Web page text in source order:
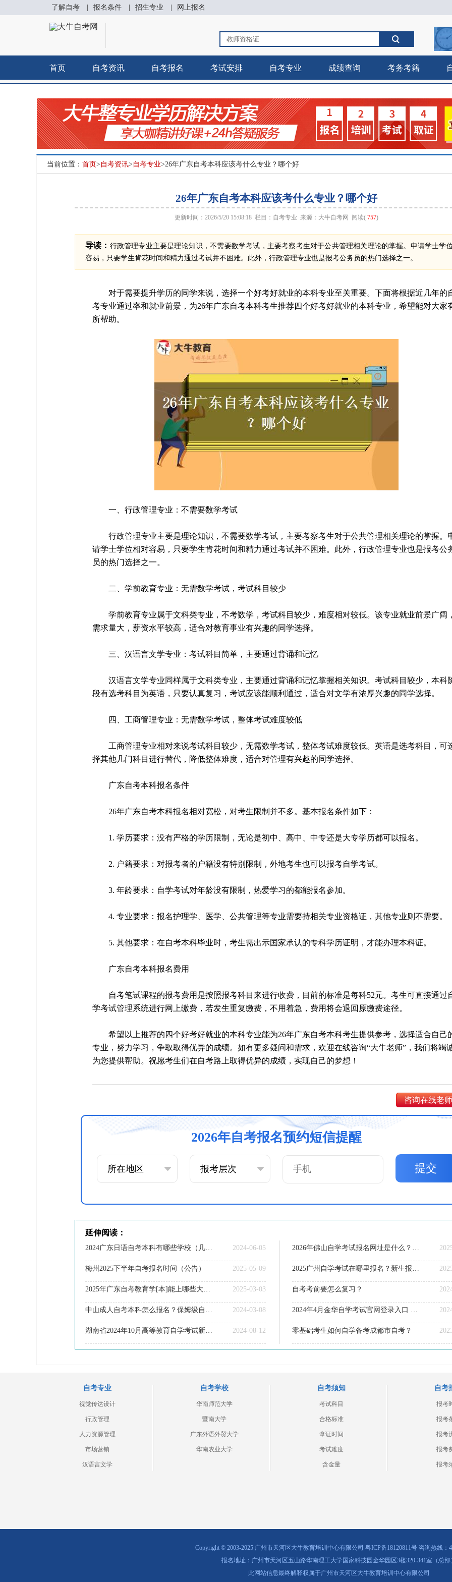
了解自考 报名条件 招生专业 网上报名
首页 自考资讯 自考报名 考试安排 自考专业 成绩查询 考务考籍
当前位置： 首页> 自考资讯> 自考专业>26年广东自考本科应该考什么专业？哪个好
26年广东自考本科应该考什么专业？哪个好
更新时间：2026/5/20 15:08:18 栏目： 自考专业 来源： 大牛自考网 阅读( 757)
导读： 行政管理专业主要是理论知识，不需要数学考试，主要考察考生对于公共管理相关理论的掌握。申请学士学
容易，只要学生肯花时间和精力通过考试并不困难。此外，行政管理专业也是报考公务员的热门选择之一。
对于需要提升学历的同学来说，选择一个好考好就业的本科专业至关重要。下面将根据近几年的
考专业通过率和就业前景，为26年广东自考本科考生推荐四个好考好就业的本科专业，希望能对大家
所帮助。
一、行政管理专业：不需要数学考试
行政管理专业主要是理论知识，不需要数学考试，主要考察考生对于公共管理相关理论的掌握。
请学士学位相对容易，只要学生肯花时间和精力通过考试并不困难。此外，行政管理专业也是报考公
员的热门选择之一。
二、学前教育专业：无需数学考试，考试科目较少
学前教育专业属于文科类专业，不考数学，考试科目较少，难度相对较低。该专业就业前景广阔，
需求量大，薪资水平较高，适合对教育事业有兴趣的同学选择。
三、汉语言文学专业：考试科目简单，主要通过背诵和记忆
汉语言文学专业同样属于文科类专业，主要通过背诵和记忆掌握相关知识。考试科目较少，本科
段有选考科目为英语，只要认真复习，考试应该能顺利通过，适合对文学有浓厚兴趣的同学选择。
四、工商管理专业：无需数学考试，整体考试难度较低
工商管理专业相对来说考试科目较少，无需数学考试，整体考试难度较低。英语是选考科目，可
择其他几门科目进行替代，降低整体难度，适合对管理有兴趣的同学选择。
广东自考本科报名条件
26年广东自考本科报名相对宽松，对考生限制并不多。基本报名条件如下：
1. 学历要求：没有严格的学历限制，无论是初中、高中、中专还是大专学历都可以报名。
2. 户籍要求：对报考者的户籍没有特别限制，外地考生也可以报考自学考试。
3. 年龄要求：自学考试对年龄没有限制，热爱学习的都能报名参加。
4. 专业要求：报名护理学、医学、公共管理等专业需要持相关专业资格证，其他专业则不需要。
5. 其他要求：在自考本科毕业时，考生需出示国家承认的专科学历证明，才能办理本科证。
广东自考本科报名费用
自考笔试课程的报考费用是按照报考科目来进行收费，目前的标准是每科52元。考生可直接通过
学考试管理系统进行网上缴费，若发生重复缴费，不用着急，费用将会退回原缴费途径。
希望以上推荐的四个好考好就业的本科专业能为26年广东自考本科考生提供参考，选择适合自己
专业，努力学习，争取取得优异的成绩。如有更多疑问和需求，欢迎在线咨询“大牛老师”，我们将竭
为您提供帮助。祝愿考生们在自考路上取得优异的成绩，实现自己的梦想！
咨询在线老师
2026年自考报名预约短信提醒
提交
延伸阅读：
2024-06-05
梅州2025下半年自考报名时间（公告） 2025-05-09
2025-03-03
2024-03-08
2024-08-12
自考考前要怎么复习？
零基础考生如何自学备考成都市自考？
自考专业
视觉传达设计
行政管理
人力资源管理
市场营销
汉语言文学
自考学校
华南师范大学
暨南大学
广东外语外贸大学
华南农业大学
自考须知
考试科目
合格标准
拿证时间
考试难度
含金量
自考
报考
报考
报考
报考
报考
Copyright © 2003-2025 广州市天河区大牛教育培训中心有限公司 粤ICP备18120811号咨询热线：
报名地址：广州市天河区五山路华南理工大学国家科技园金华园区3楼320-341室（总部
此网站信息最终解释权属于广州市天河区大牛教育培训中心有限公司